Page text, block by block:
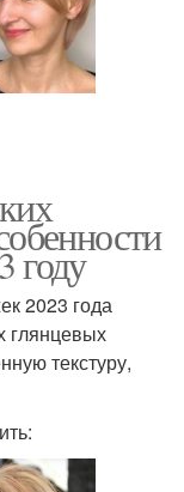
году
2023 года
глянцевых
текстуру,